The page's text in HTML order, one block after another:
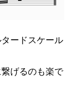
ードスケール
げるのも楽で